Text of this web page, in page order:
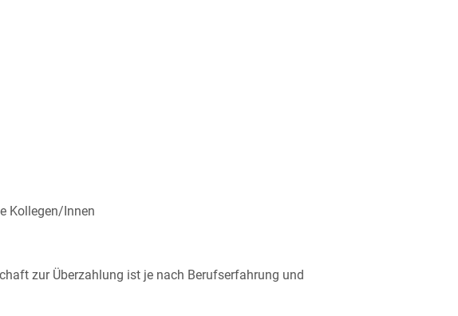
Kollegen/Innen
zur Überzahlung ist je nach Berufserfahrung und